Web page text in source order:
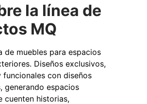
la línea de
MQ
de muebles para espacios
Diseños exclusivos,
funcionales con diseños
generando espacios
cuenten historias,
Rollo
Apilador manual ancho
ajustable Capacidad 1tn Lev.
$1.167.990
Agregar al carrito